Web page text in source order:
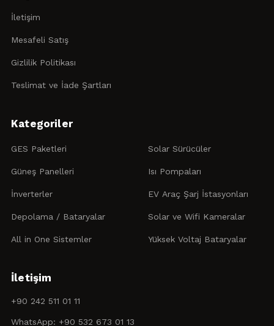
İletişim
Mesafeli Satış
Gizlilik Politikası
Teslimat ve İade Şartları
Kategoriler
GES Paketleri
Güneş Panelleri
İnverterler
Depolama / Bataryalar
All in One Sistemler
Solar Sürücüler
Isı Pompaları
EV Araç Şarj İstasyonları
Solar ve Wifi Kameralar
Yüksek Voltaj Bataryalar
İletişim
+90 242 511 01 11
WhatsApp: +90 532 673 01 13